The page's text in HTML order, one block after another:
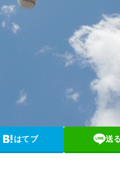
はてブ 送る